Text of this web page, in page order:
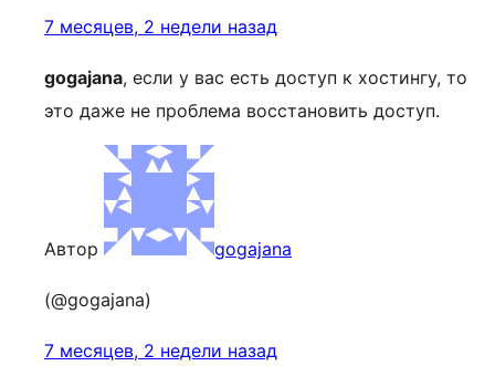
7 месяцев, 2 недели назад
gogajana, если у вас есть доступ к хостингу, то
это даже не проблема восстановить доступ.
Автор gogajana
(@gogajana)
7 месяцев, 2 недели назад